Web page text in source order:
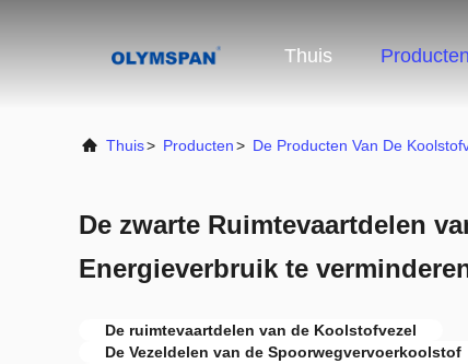
Thuis Producten
Thuis> Producten> De Producten Van De
De zwarte Ruimtevaartdelen
Energieverbruik te
De ruimtevaartdelen van de Koolstofvezel
De Vezeldelen van de Spoorwegvervoerkoolstof